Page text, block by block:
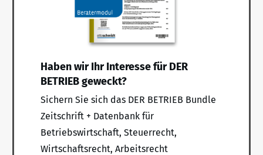
Haben wir Ihr Interesse für DER
BETRIEB geweckt?
Sichern Sie sich das DER BETRIEB Bundle
Zeitschrift + Datenbank für
Betriebswirtschaft, Steuerrecht,
Wirtschaftsrecht, Arbeitsrecht